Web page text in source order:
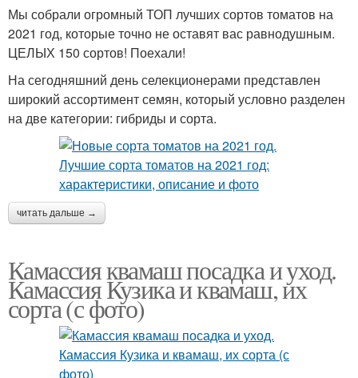
Мы собрали огромный ТОП лучших сортов томатов на
2021 год, которые точно не оставят вас равнодушным.
ЦЕЛЫХ 150 сортов! Поехали!
На сегодняшний день селекционерами представлен
широкий ассортимент семян, который условно разделен
на две категории: гибриды и сорта.
читать дальше →
Камассия квамаш посадка и уход.
Камассия Кузика и квамаш, их
сорта (с фото)